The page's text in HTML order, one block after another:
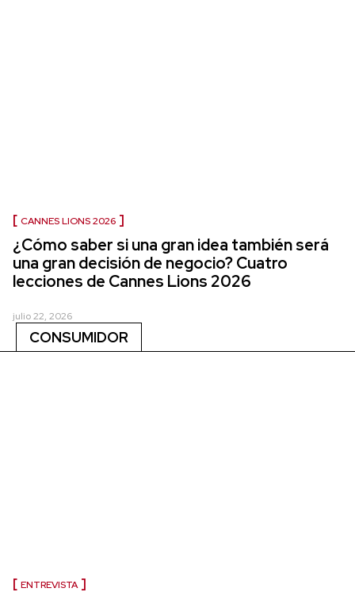
CANNES LIONS 2026
¿Cómo saber si una gran idea también será
una gran decisión de negocio? Cuatro
lecciones de Cannes Lions 2026
julio 22, 2026
CONSUMIDOR
ENTREVISTA